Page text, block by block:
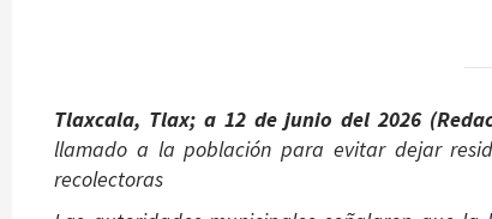
Tlaxcala, Tlax; a 12 de junio del 2026
llamado a la población para evitar dejar
recolectoras